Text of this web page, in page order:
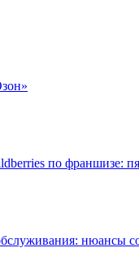
по франшизе:
нюансы